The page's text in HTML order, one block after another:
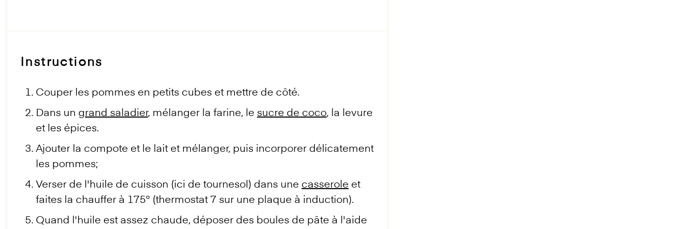
Instructions
Couper les pommes en petits cubes et mettre de côté.
Dans un grand saladier, mélanger la farine, le sucre de coco, la levure
et les épices.
Ajouter la compote et le lait et mélanger, puis incorporer délicatement
les pommes;
Verser de l'huile de cuisson (ici de tournesol) dans une casserole et
faites la chauffer à 175° (thermostat 7 sur une plaque à induction).
Quand l'huile est assez chaude, déposer des boules de pâte à l'aide